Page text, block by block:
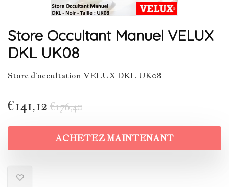
Store Occultant Manuel VELUX
DKL UK08
Store d’occultation VELUX DKL UK08
€176,40
€141,12
ACHETEZ MAINTENANT